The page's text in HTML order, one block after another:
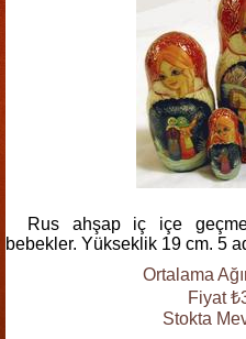
Rus ahşap iç içe
bebekler. Yükseklik 19 cm. 5
Ortalama
Fiyat
Stokta